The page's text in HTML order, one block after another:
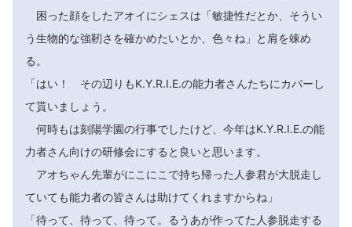
困った顔をしたアオイにシェスは「敏捷性だとか、そうい
う生物的な強靭さを確かめたいとか、色々ね」と肩を竦め
る。
「はい！ その辺りもK.Y.R.I.E.の能力者さんたちにカバーし
て貰いましょう。
何時もは刻陽学園の行事でしたけど、今年はK.Y.R.I.E.の能
力者さん向けの研修会にすると良いと思います。
アオちゃん先輩がにこにこで持ち帰った人参君が大脱走し
ていても能力者の皆さんは助けてくれますからね」
「待って、待って、待って。るうあが作ってた人参脱走する